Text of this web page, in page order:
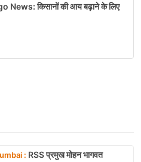
: RSS प्रमुख मोहन भागवत
किसानों की आय बढ़ाने के लिए